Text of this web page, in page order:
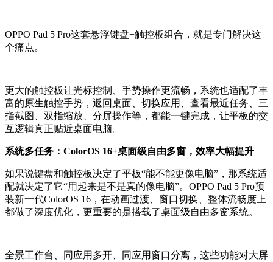
OPPO Pad 5 Pro这套悬浮键盘+触控板组合，就是专门解决这
个痛点。
更大的触控板让光标控制、手势操作更流畅，系统也适配了丰
富的原生触控手势，返回桌面、切换应用、查看最近任务、三
指截图、双指缩放、分屏操作等，都能一键完成，让平板的交
互逻辑真正贴近桌面电脑。
系统多任务：ColorOS 16+桌面级自由多窗，效率大幅提升
如果说键盘和触控板决定了平板“能不能更像电脑”，那系统适
配就决定了它“用起来是不是真的像电脑”。OPPO Pad 5 Pro预
装新一代ColorOS 16，在动画过渡、窗口切换、整体流畅度上
都做了深度优化，更重要的是搭载了桌面级自由多窗系统。
全景工作台、同应用多开、同应用窗口分离，这些功能对大屏